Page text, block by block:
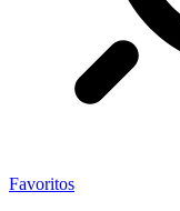
Favoritos